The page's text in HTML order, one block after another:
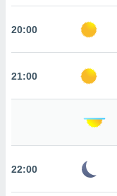
aceptar
de
que
sean
20:00
21:00
22:00